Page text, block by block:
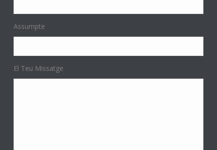
Assumpte
El Teu Missatge